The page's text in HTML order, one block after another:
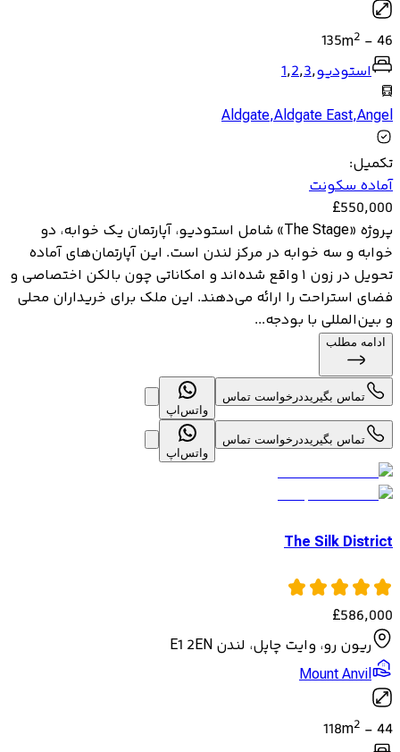
46
-
135m2
استودیو,
1,2,3
Aldgate,Aldgate East,Angel
تکمیل:
آماده سکونت
£550,000
پروژه «The Stage» شامل استودیو، آپارتمان یک خوابه، دو
خوابه و سه خوابه در مرکز لندن است. این آپارتمان‌های آماده
تحویل در زون ۱ واقع شده‌اند و امکاناتی چون بالکن اختصاصی و
فضای استراحت را ارائه می‌دهند. این ملک برای خریداران محلی
و بین‌المللی با بودجه...
ادامه مطلب
تماس بگیرید درخواست تماس
واتس‌اپ
تماس بگیرید درخواست تماس
واتس‌اپ
The Silk District
£586,000
ریون رو، وایت چاپل، لندن E1 2EN
Mount Anvil
44
-
118m2